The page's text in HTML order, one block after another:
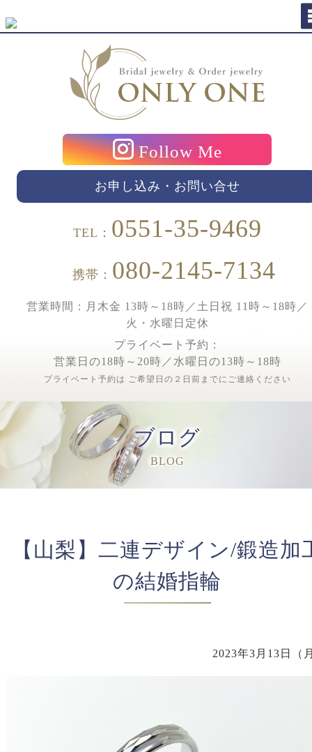
Follow Me
お申し込み・お問い合せ
TEL： 0551-35-9469
携帯： 080-2145-7134
営業時間：月木金 13時～18時／土日祝 11時～18時／
火・水曜日定休
プライベート予約：
営業日の18時～20時／水曜日の13時～18時
プライベート予約は ご希望日の２日前までにご連絡ください
ブログ
BLOG
【山梨】二連デザイン/鍛造加
の結婚指輪
2023年3月13日（